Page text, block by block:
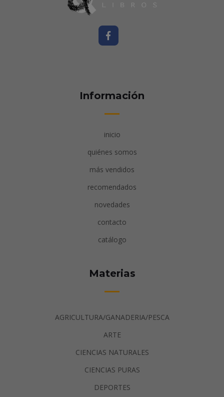
Información
inicio
quiénes somos
más vendidos
recomendados
novedades
contacto
catálogo
Materias
AGRICULTURA/GANADERIA/PESCA
ARTE
CIENCIAS NATURALES
CIENCIAS PURAS
DEPORTES